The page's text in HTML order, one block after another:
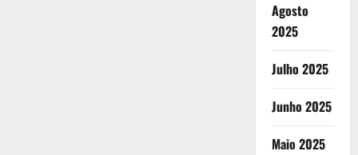
Agosto
2025
Julho 2025
Junho 2025
Maio 2025